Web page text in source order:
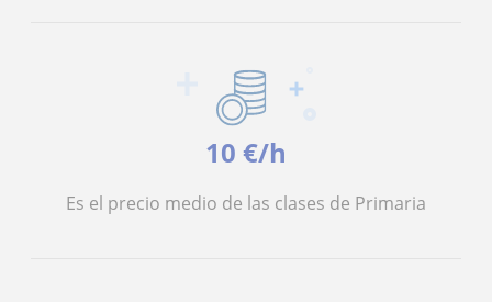
10 €/h
Es el precio medio de las clases de Primaria